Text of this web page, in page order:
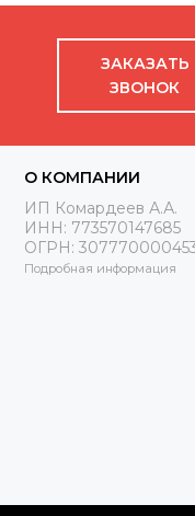
ЗАКАЗАТЬ
ЗВОНОК
О КОМПАНИИ
ИП Комардеев А.А.
ИНН: 773570147685
ОГРН:
Подробная информация